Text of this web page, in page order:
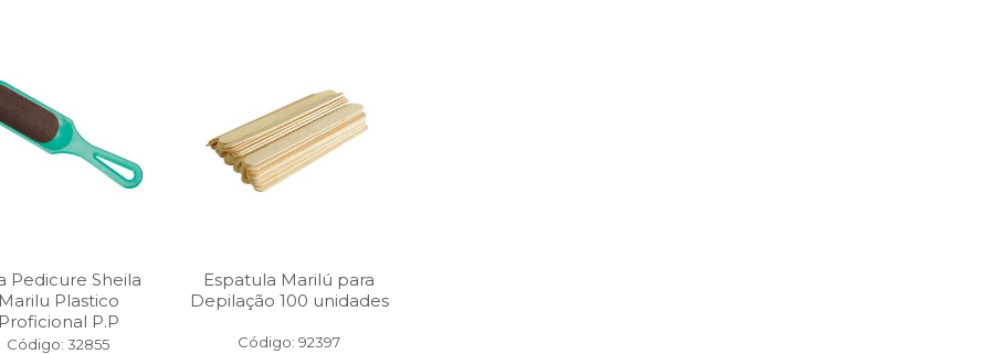
Pedicure Sheila
Plastico
P.P
Código: 32855
Espatula Marilú para
Depilação 100 unidades
Código: 92397